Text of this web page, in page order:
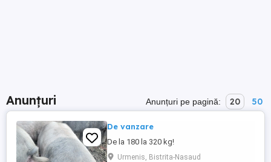
Anunțuri Anunțuri pe pagină: 20 50
De vanzare
De la 180 la 320 kg!
Urmenis, Bistrita-Nasaud